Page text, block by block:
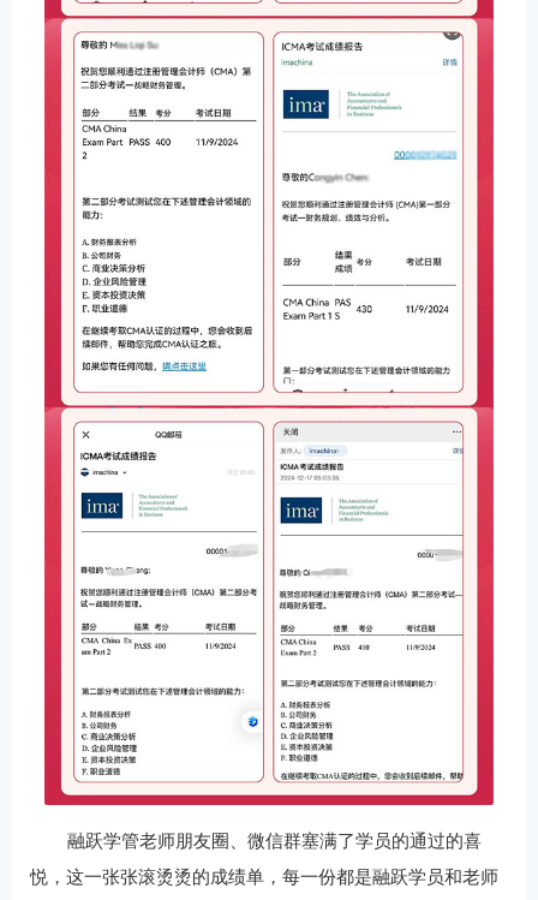
融跃学管老师朋友圈、微信群塞满了学员的通过的喜
悦，这一张张滚烫烫的成绩单，每一份都是融跃学员和老师